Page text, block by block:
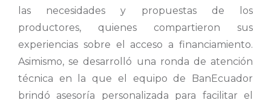
las necesidades y propuestas de los
productores, quienes compartieron sus
experiencias sobre el acceso a financiamiento.
Asimismo, se desarrolló una ronda de atención
técnica en la que el equipo de BanEcuador
brindó asesoría personalizada para facilitar el